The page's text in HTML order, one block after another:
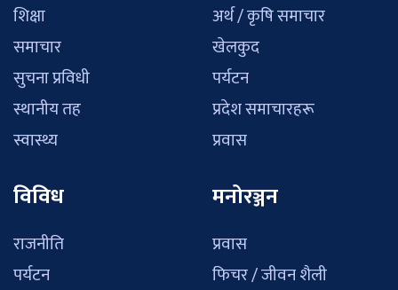
शिक्षा
समाचार
सुचना प्रविधी
स्थानीय तह
स्वास्थ्य
अर्थ / कृषि समाचार
खेलकुद
पर्यटन
प्रदेश समाचारहरू
प्रवास
विविध
राजनीति
पर्यटन
मनोरञ्जन
प्रवास
फिचर / जीवन शैली